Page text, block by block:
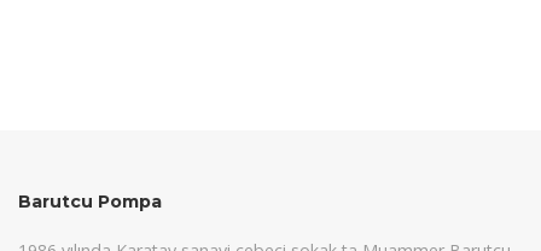
Barutcu Pompa